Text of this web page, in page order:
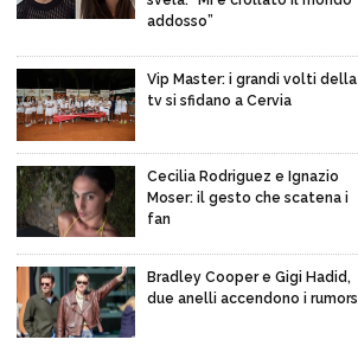
addosso”
Vip Master: i grandi volti della
tv si sfidano a Cervia
Cecilia Rodriguez e Ignazio
Moser: il gesto che scatena i
fan
Bradley Cooper e Gigi Hadid,
due anelli accendono i rumors